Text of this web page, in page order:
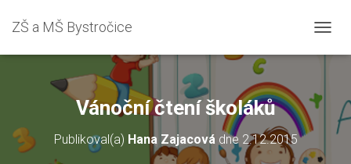
ZŠ a MŠ Bystročice
Ř
N
N
Vánoční čtení školáků
Publikoval(a) Hana Zajacovádne 2.12.2015